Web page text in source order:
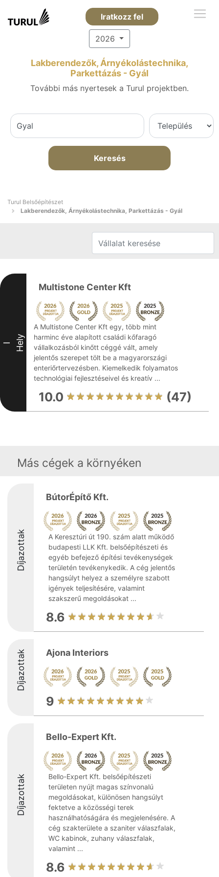
Iratkozz fel
2026
Lakberendezők, Árnyékolástechnika,
Parkettázás - Gyál
További más nyertesek a Turul projektben.
Keresés
Turul Belsőépítészet
Lakberendezők, Árnyékolástechnika, Parkettázás - Gyál
I Hely
Multistone Center Kft
A Multistone Center Kft egy, több mint
harminc éve alapított családi kőfaragó
vállalkozásból kinőtt céggé vált, amely
jelentős szerepet tölt be a magyarországi
enteriőrtervezésben. Kiemelkedik folyamatos
technológiai fejlesztéseivel és kreatív ...
10.0 (47)
Más cégek a környéken
Díjazottak
BútorÉpítő Kft.
A Keresztúri út 190. szám alatt működő
budapesti LLK Kft. belsőépítészeti és
egyéb befejező építési tevékenységek
területén tevékenykedik. A cég jelentős
hangsúlyt helyez a személyre szabott
igények teljesítésére, valamint
szakszerű megoldásokat ...
8.6
Díjazottak Ajona Interiors
9
Díjazottak
Bello-Expert Kft.
Bello-Expert Kft. belsőépítészeti
területen nyújt magas színvonalú
megoldásokat, különösen hangsúlyt
fektetve a közösségi terek
használhatóságára és megjelenésére. A
cég szakterülete a szaniter válaszfalak,
WC kabinok, zuhany válaszfalak,
valamint ...
8.6